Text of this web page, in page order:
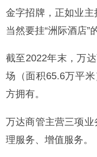
金字招牌，正如业主
当然要挂“洲际酒店”
截至2022年末，万
场（面积65.6万平
方拥有。
万达商管主营三项
理服务、增值服务。